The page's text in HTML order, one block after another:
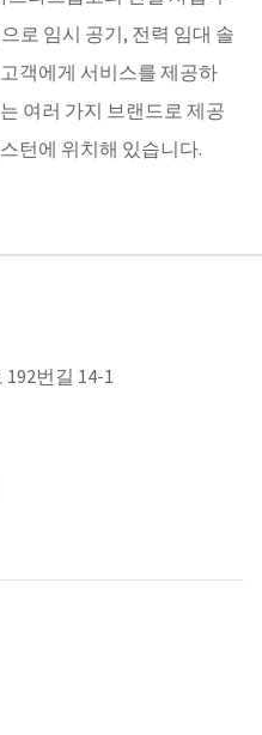
로 임시 공기, 전력 임대 솔
객에게 서비스를 제공하
여러 가지 브랜드로 제공
턴에 위치해 있습니다.
번길 14-1